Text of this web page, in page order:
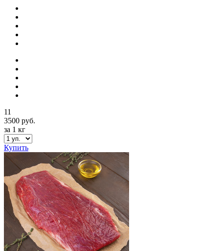
11
3500 руб.
за 1 кг
Купить